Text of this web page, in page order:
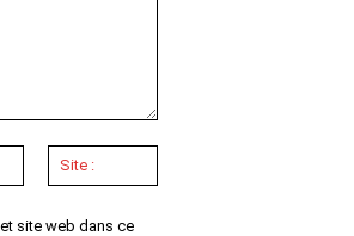
Email
:*
:
site web dans ce